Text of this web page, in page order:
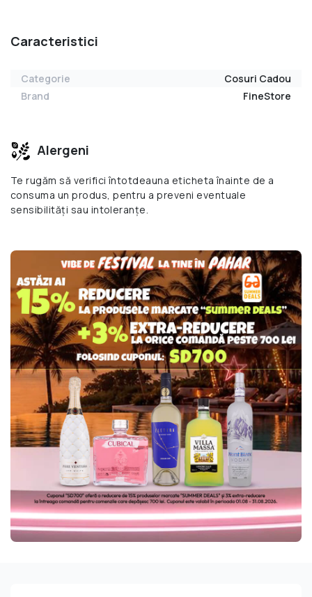
Caracteristici
Categorie
Cosuri Cadou
Brand
FineStore
Alergeni
Te rugăm să verifici întotdeauna eticheta înainte de a
consuma un produs, pentru a preveni eventuale
sensibilități sau intoleranțe.